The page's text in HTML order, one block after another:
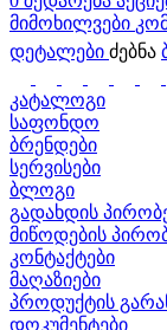
მიმოხილვები
დეტალები ძებნა
კატალოგი
საფონდო
ბრენდები
სერვისები
ბლოგი
გადახდის
მიწოდების
კონტაქტები
მაღაზიები
პროდუქტის
დოკუმენტები